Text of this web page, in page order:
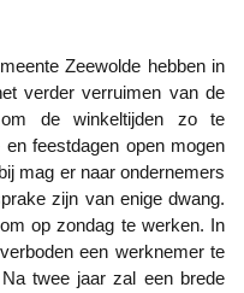
verder verruimen van de
de winkeltijden zo te
feestdagen open mogen
mag er naar ondernemers
zijn van enige dwang.
op zondag te werken. In
een werknemer te
twee jaar zal een brede